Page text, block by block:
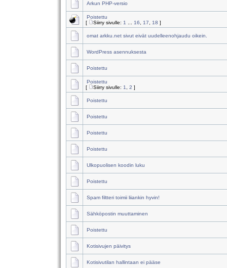
Arkun PHP-versio
Poistettu
[
Siirry sivulle: 1 16 17 18 ]
omat arkku.net sivut eivät uudelleenohjaudu oikein.
WordPress asennuksesta
Poistettu
Poistettu
[
Siirry sivulle: 1 2 ]
Poistettu
Poistettu
Poistettu
Poistettu
Ulkopuolisen koodin luku
Poistettu
Spam filtteri toimii liiankin hyvin!
Sähköpostin muuttaminen
Poistettu
Kotisivujen päivitys
Kotisivutilan hallintaan ei pääse